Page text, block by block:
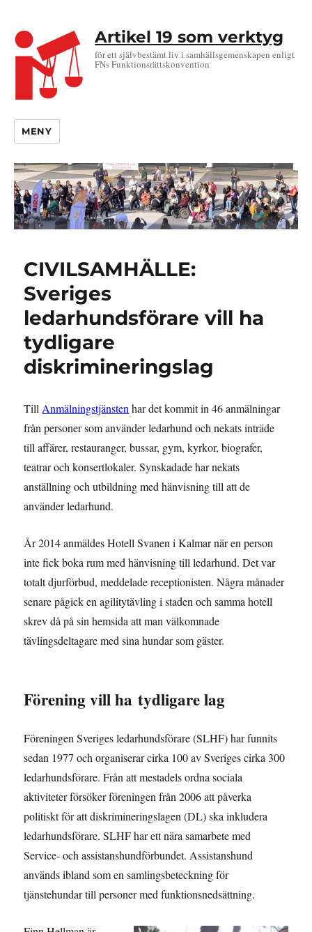
Artikel 19 som verktyg
för ett självbestämt liv i samhällsgemenskapen enligt
FNs Funktionsrättskonvention
MENY
CIVILSAMHÄLLE:
Sveriges
ledarhundsförare vill ha
tydligare
diskrimineringslag
Till Anmälningstjänsten har det kommit in 46 anmälningar
från personer som använder ledarhund och nekats inträde
till affärer, restauranger, bussar, gym, kyrkor, biografer,
teatrar och konsertlokaler. Synskadade har nekats
anställning och utbildning med hänvisning till att de
använder ledarhund.
År 2014 anmäldes Hotell Svanen i Kalmar när en person
inte fick boka rum med hänvisning till ledarhund. Det var
totalt djurförbud, meddelade receptionisten. Några månader
senare pågick en agilitytävling i staden och samma hotell
skrev då på sin hemsida att man välkomnade
tävlingsdeltagare med sina hundar som gäster.
Förening vill ha tydligare lag
Föreningen Sveriges ledarhundsförare (SLHF) har funnits
sedan 1977 och organiserar cirka 100 av Sveriges cirka 300
ledarhundsförare. Från att mestadels ordna sociala
aktiviteter försöker föreningen från 2006 att påverka
politiskt för att diskrimineringslagen (DL) ska inkludera
ledarhundsförare. SLHF har ett nära samarbete med
Service- och assistanshundförbundet. Assistanshund
används ibland som en samlingsbeteckning för
tjänstehundar till personer med funktionsnedsättning.